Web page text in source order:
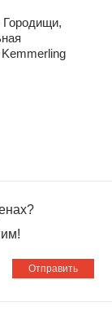
Городищи,